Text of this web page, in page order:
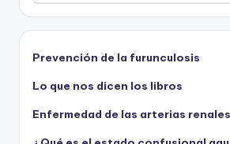
Prevención de la furunculosis
Lo que nos dicen los libros
Enfermedad de las arterias renales